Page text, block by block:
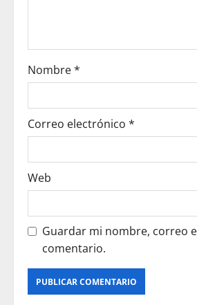
i
o
n
Nombre*
Correo electrónico *
Web
Guardar mi nombre, correo
comentario.